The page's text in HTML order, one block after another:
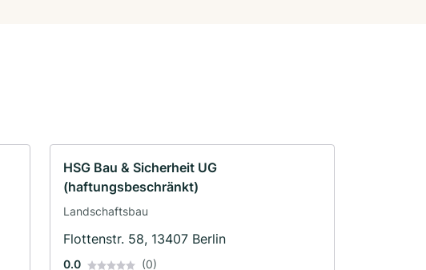
HSG Bau & Sicherheit UG
(haftungsbeschränkt)
Landschaftsbau
Flottenstr. 58, 13407 Berlin
0.0 (0)